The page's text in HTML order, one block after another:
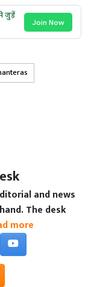
जुड़ें
Join Now
and news
The desk
more